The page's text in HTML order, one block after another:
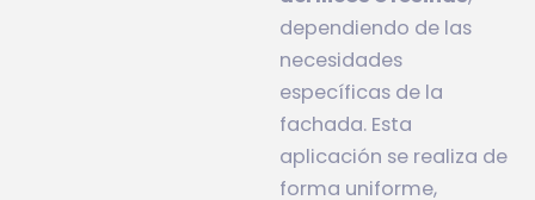
dependiendo de las
necesidades
específicas de la
fachada. Esta
aplicación se realiza de
forma uniforme,